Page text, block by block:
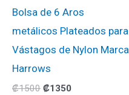
Bolsa de 6 Aros
metálicos Plateados para
Vástagos de Nylon Marca
Harrows
₡1500 ₡1350